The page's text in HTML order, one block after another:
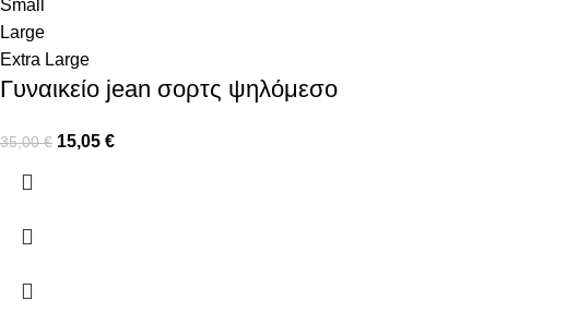
Small
Large
Extra Large
Γυναικείο jean σορτς ψηλόμεσο
35,00€ 15,05 €